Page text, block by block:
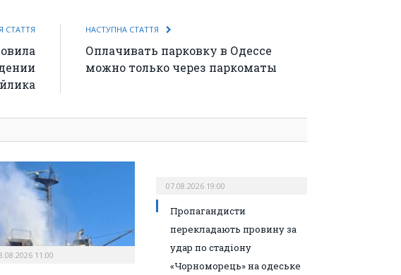
СТАТТЯ НАСТУПНА СТАТТЯ
Оплачивать парковку в Одессе
можно только через паркоматы
11:00
07.08.2026 19:00
Пропагандисти
перекладають провину за
удар по стадіону
«Чорноморець» на одеське